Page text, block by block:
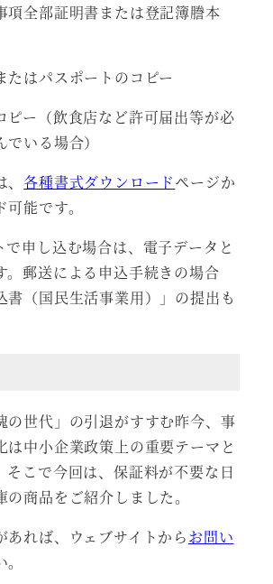
項全部証明書または登記簿謄本
たはパスポートのコピー
ピー（飲食店など許可届出等が必
いる場合）
、各種書式ダウンロードページか
能です。
で申し込む場合は、電子データと
。郵送による申込手続きの場合
書（国民生活事業用）」の提出も
の世代」の引退がすすむ昨今、事
は中小企業政策上の重要テーマと
そこで今回は、保証料が不要な日
商品をご紹介しました。
あれば、ウェブサイトからお問い